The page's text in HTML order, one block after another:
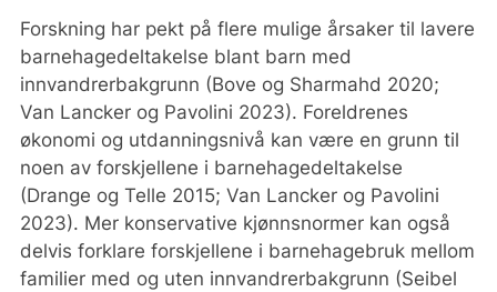
Forskning har pekt på flere mulige årsaker til lavere
barnehagedeltakelse blant barn med
innvandrerbakgrunn (Bove og Sharmahd 2020;
Van Lancker og Pavolini 2023). Foreldrenes
økonomi og utdanningsnivå kan være en grunn til
noen av forskjellene i barnehagedeltakelse
(Drange og Telle 2015; Van Lancker og Pavolini
2023). Mer konservative kjønnsnormer kan også
delvis forklare forskjellene i barnehagebruk mellom
familier med og uten innvandrerbakgrunn (Seibel